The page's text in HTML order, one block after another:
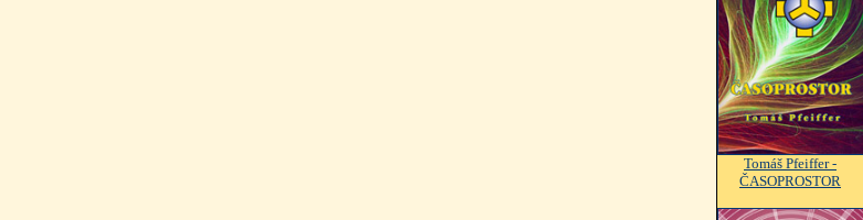
Tomáš Pfeiffer -
ČASOPROSTOR